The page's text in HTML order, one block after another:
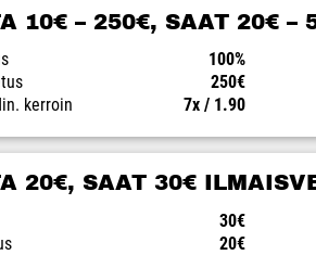
10€ – 250€, SAAT 20€ –
100%
250€
kerroin
7x / 1.90
20€, SAAT 30€
30€
20€